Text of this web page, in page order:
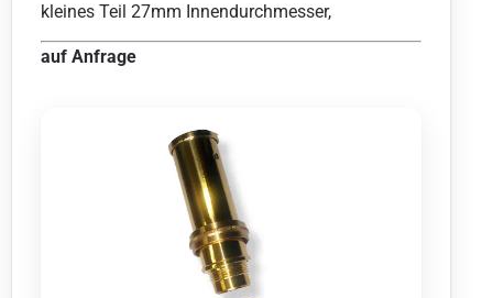
kleines Teil 27mm Innendurchmesser,
auf Anfrage